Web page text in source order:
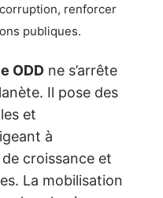
renforcer
publiques.
ODD ne s’arrête
Il pose des
et
à
croissance et
La mobilisation